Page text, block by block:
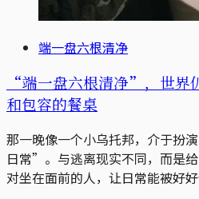
端一盘六根清净
“端一盘六根清净”，世界
和包容的餐桌
那一晚像一个小乌托邦，介于扮
日常”。与逃离现实不同，而是
对坐在面前的人，让日常能被好好